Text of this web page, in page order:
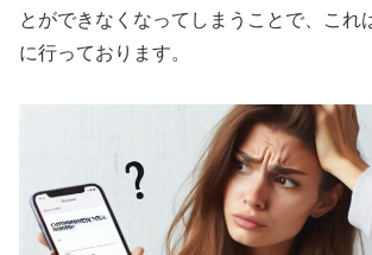
とができなくなってしまうことで、これ
に行っております。